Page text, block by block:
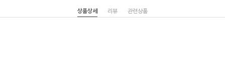
상품상세 리뷰 관련상품